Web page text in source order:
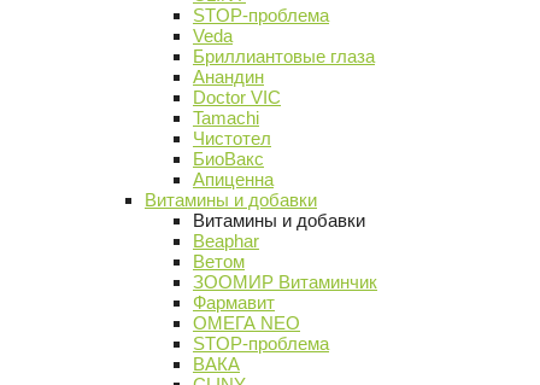
STOP-проблема
Veda
Бриллиантовые глаза
Анандин
Doctor VIC
Tamachi
Чистотел
БиоВакс
Апиценна
Витамины и добавки
Витамины и добавки
Beaphar
Ветом
ЗООМИР Витаминчик
Фармавит
ОМЕГА NEO
STOP-проблема
ВАКА